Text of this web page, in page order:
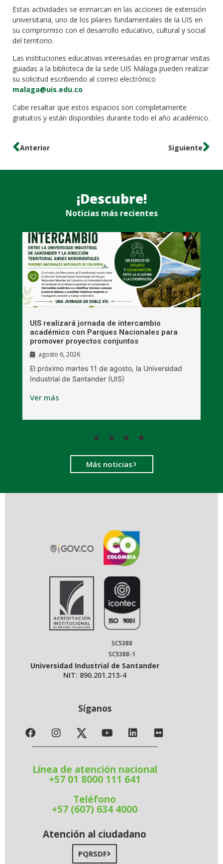
Estas actividades se enmarcan en las acciones de extensión
universitaria, uno de los pilares fundamentales de la UIS en
su compromiso con el desarrollo educativo, cultural y social
del territorio.
Las instituciones educativas interesadas en programar visitas
guiadas a la biblioteca de la sede UIS Málaga pueden realizar
su solicitud escribiendo al correo electrónico
malaga@uis.edu.co
Cabe resaltar que estos espacios son completamente
gratuitos y están disponibles durante todo el año académico.
Anterior Siguiente
¡Descubre!
Noticias más recientes
UIS realizará jornada de intercambio
académico con Parques Nacionales para
promover proyectos conjuntos
agosto 6, 2026
El próximo martes 11 de agosto, la Universidad
Industrial de Santander (UIS)
Ver más
Más noticias